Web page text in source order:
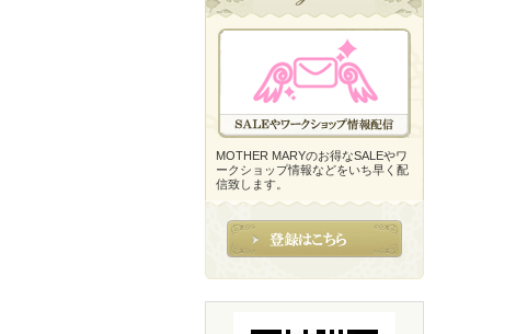
MOTHER MARYのお得なSALEやワ
ークショップ情報などをいち早く配
信致します。